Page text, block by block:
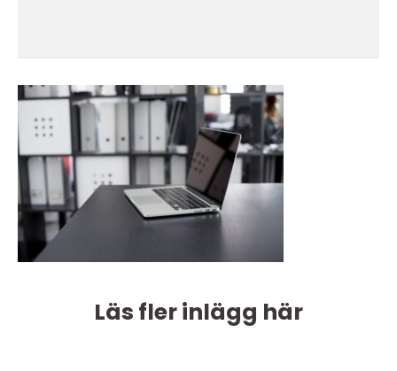
Läs fler inlägg här